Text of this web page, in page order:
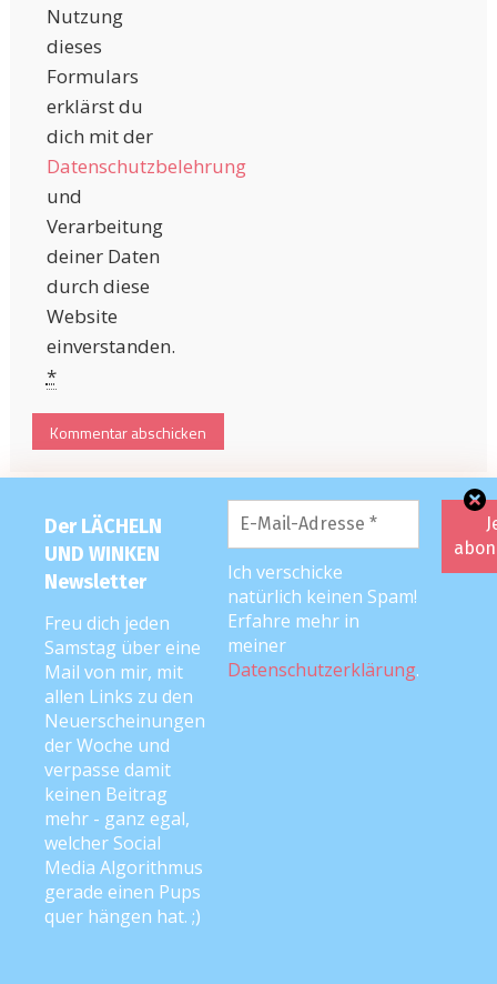
Der LÄCHELN
UND WINKEN
Newsletter
Freu dich jeden
Samstag über eine
Mail von mir, mit
allen Links zu den
Neuerscheinungen
der Woche und
verpasse damit
keinen Beitrag
mehr - ganz egal,
welcher Social
Media Algorithmus
gerade einen Pups
quer hängen hat. ;)
Ich verschicke
natürlich keinen Spam!
Erfahre mehr in
meiner
Datenschutzerklärung.
Nutzung
dieses
Formulars
erklärst du
dich mit der
Datenschutzbelehrung
und
Verarbeitung
deiner Daten
durch diese
Website
einverstanden.
*
reduzieren.Erfahre, wie deine Kommentardaten
verarbeitet werden.
KATEGORIEN
Anke liest vor
Best of
Cat-Content
Corona
Die Frau des Radfahrers
Event-/Film-/Messe-Berichte